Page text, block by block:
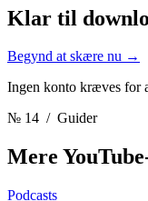
Klar til
Begynd at skære nu →
Ingen konto kræves for
№ 14 / Guider
Mere
Podcasts